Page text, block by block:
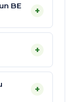
BE
+
+
+